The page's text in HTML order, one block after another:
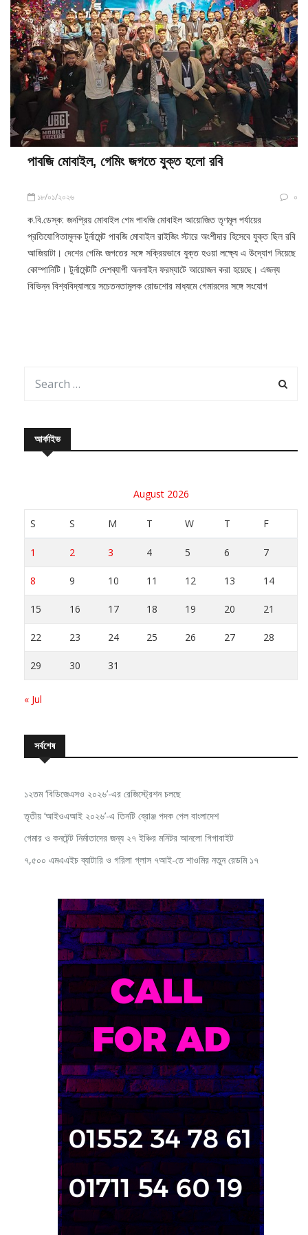
পাবজি মোবাইল, গেমিং জগতে যুক্ত হলো রবি
১৮/০১/২০২৬ ০
ক.বি.ডেস্ক: জনপ্রিয় মোবাইল গেম পাবজি মোবাইল আয়োজিত তৃণমূল পর্যায়ের
প্রতিযোগিতামূলক টুর্নামেন্ট পাবজি মোবাইল রাইজিং স্টারে অংশীদার হিসেবে যুক্ত ছিল রবি
আজিয়াটা। দেশের গেমিং জগতের সঙ্গে সক্রিয়ভাবে যুক্ত হওয়া লক্ষ্যে এ উদ্যোগ নিয়েছে
কোম্পানিটি। টুর্নামেন্টটি দেশব্যাপী অনলাইন ফরম্যাটে আয়োজন করা হয়েছে। এজন্য
বিভিন্ন বিশ্ববিদ্যালয়ে সচেতনতামূলক রোডশোর মাধ্যমে গেমারদের সঙ্গে সংযোগ
আর্কাইভ
August 2026
S S M T W T F
1 2 3 4 5 6 7
8 9 10 11 12 13 14
15 16 17 18 19 20 21
22 23 24 25 26 27 28
29 30 31
« Jul
সর্বশেষ
১২তম ‘বিডিজেএসও ২০২৬’-এর রেজিস্ট্রেশন চলছে
তৃতীয় ‘আইওএআই ২০২৬’-এ তিনটি ব্রোঞ্জ পদক পেল বাংলাদেশ
গেমার ও কনটেন্ট নির্মাতাদের জন্য ২৭ ইঞ্চির মনিটর আনলো গিগাবাইট
৭,৫০০ এমএএইচ ব্যাটারি ও গরিলা গ্লাস ৭আই-তে শাওমির নতুন রেডমি ১৭